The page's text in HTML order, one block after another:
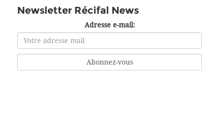
Newsletter Récifal News
Adresse e-mail: